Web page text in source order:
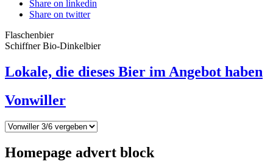
Share on linkedin
Share on twitter
Flaschenbier
Schiffner Bio-Dinkelbier
Lokale, die dieses Bier im Angebot haben
Vonwiller
Homepage advert block